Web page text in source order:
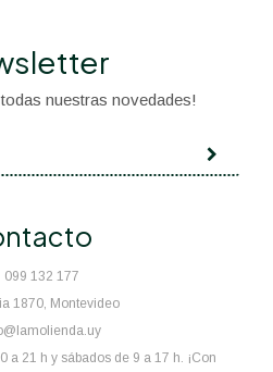
099 132 177
1870, Montevideo
a 21 h y sábados de 9 a 17 h. ¡Con
nuestras novedades!